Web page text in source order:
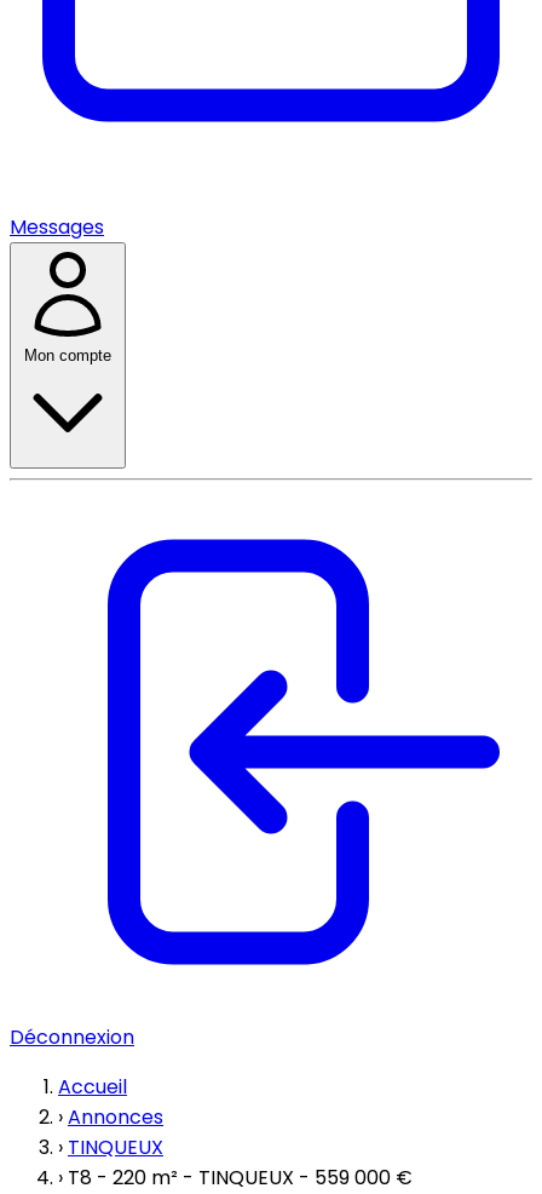
Messages
Mon compte
Déconnexion
Accueil
›Annonces
› TINQUEUX
› T8 - 220 m² - TINQUEUX - 559 000 €